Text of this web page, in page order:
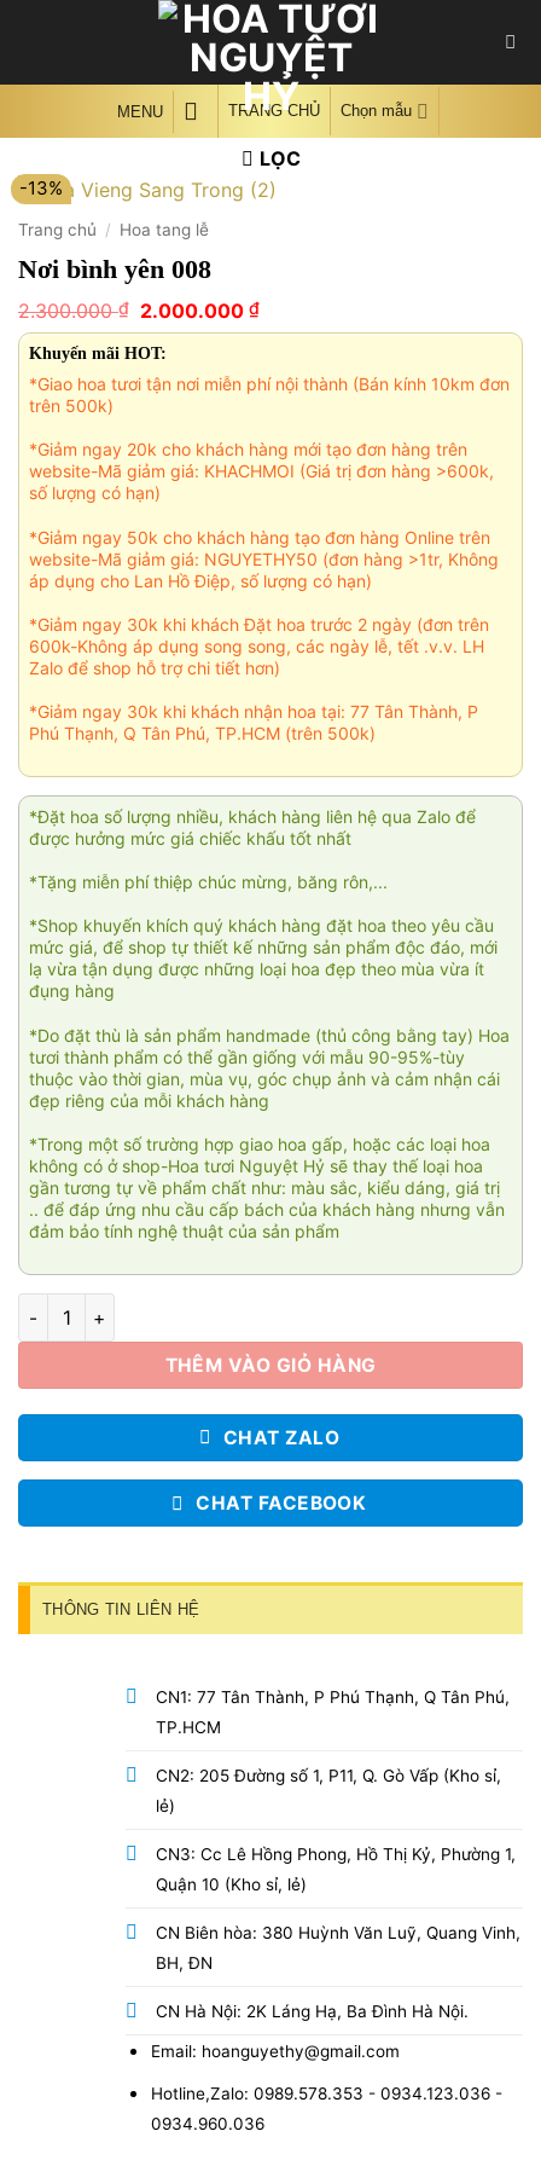
MENU TRANG CHỦ Chọn mẫu
LỌC
-13%
Trang chủ / Hoa tang lễ
Nơi bình yên 008
2.300.000₫ Giá
gốc
là:
2.300.000 ₫.
2.000.000 ₫Giá
hiện
2.000.000 ₫.
Khuyến mãi HOT:
*Giao hoa tươi tận nơi miễn phí nội thành (Bán kính 10km đơn
trên 500k)
*Giảm ngay 20k cho khách hàng mới tạo đơn hàng trên
website-Mã giảm giá: KHACHMOI (Giá trị đơn hàng >600k,
số lượng có hạn)
*Giảm ngay 50k cho khách hàng tạo đơn hàng Online trên
website-Mã giảm giá: NGUYETHY50 (đơn hàng >1tr, Không
áp dụng cho Lan Hồ Điệp, số lượng có hạn)
*Giảm ngay 30k khi khách Đặt hoa trước 2 ngày (đơn trên
600k-Không áp dụng song song, các ngày lễ, tết .v.v. LH
Zalo để shop hỗ trợ chi tiết hơn)
*Giảm ngay 30k khi khách nhận hoa tại: 77 Tân Thành, P
Phú Thạnh, Q Tân Phú, TP.HCM (trên 500k)
*Đặt hoa số lượng nhiều, khách hàng liên hệ qua Zalo để
được hưởng mức giá chiếc khấu tốt nhất
*Tặng miễn phí thiệp chúc mừng, băng rôn,...
*Shop khuyến khích quý khách hàng đặt hoa theo yêu cầu
mức giá, để shop tự thiết kế những sản phẩm độc đáo, mới
lạ vừa tận dụng được những loại hoa đẹp theo mùa vừa ít
đụng hàng
*Do đặt thù là sản phẩm handmade (thủ công bằng tay) Hoa
tươi thành phẩm có thể gần giống với mẫu 90-95%-tùy
thuộc vào thời gian, mùa vụ, góc chụp ảnh và cảm nhận cái
đẹp riêng của mỗi khách hàng
*Trong một số trường hợp giao hoa gấp, hoặc các loại hoa
không có ở shop-Hoa tươi Nguyệt Hỷ sẽ thay thế loại hoa
gần tương tự về phẩm chất như: màu sắc, kiểu dáng, giá trị
.. để đáp ứng nhu cầu cấp bách của khách hàng nhưng vẫn
đảm bảo tính nghệ thuật của sản phẩm
Nơi bình yên 008 số lượng
THÊM VÀO GIỎ HÀNG
CHAT ZALO
CHAT FACEBOOK
THÔNG TIN LIÊN HỆ
CN1: 77 Tân Thành, P Phú Thạnh, Q Tân Phú,
TP.HCM
CN2: 205 Đường số 1, P11, Q. Gò Vấp (Kho sỉ,
lẻ)
CN3: Cc Lê Hồng Phong, Hồ Thị Kỷ, Phường 1,
Quận 10 (Kho sỉ, lẻ)
CN Biên hòa: 380 Huỳnh Văn Luỹ, Quang Vinh,
BH, ĐN
CN Hà Nội: 2K Láng Hạ, Ba Đình Hà Nội.
Email: hoanguyethy@gmail.com
Hotline,Zalo: 0989.578.353 - 0934.123.036 -
0934.960.036